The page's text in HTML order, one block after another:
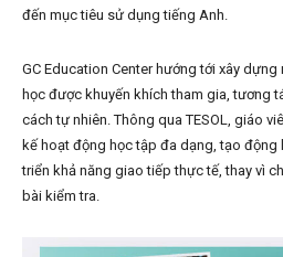
đến mục tiêu sử dụng tiếng Anh.
GC Education Center hướng tới xây
học được khuyến khích tham gia, tương
cách tự nhiên. Thông qua TESOL, giáo
kế hoạt động học tập đa dạng, tạo
triển khả năng giao tiếp thực tế, thay vì
bài kiểm tra.